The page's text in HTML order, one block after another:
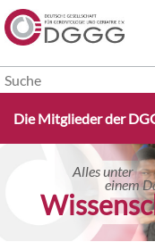
überspringen
Die Mitglieder der
Gesellschaft als
multidisziplinär und
Aktuelles & Termine
Alles unter
einem